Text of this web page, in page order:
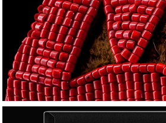
P. OBJEKTE